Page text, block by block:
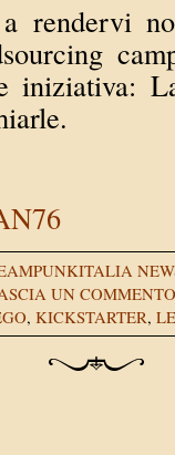
rendervi
iniziativa:
UN COMMENTO
, KICKSTARTER,